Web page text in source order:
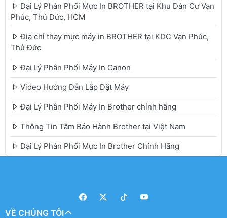
Đại Lý Phân Phối Mực In BROTHER tại Khu Dân Cư Vạn
Phúc, Thủ Đức, HCM
Địa chỉ thay mực máy in BROTHER tại KDC Vạn Phúc,
Thủ Đức
Đại Lý Phân Phối Máy In Canon
Video Hướng Dẫn Lắp Đặt Máy
Đại Lý Phân Phối Máy In Brother chính hãng
Thông Tin Tâm Bảo Hành Brother tại Việt Nam
Đại Lý Phân Phối Mực In Brother Chính Hãng
VỀ CHÚNG TÔI